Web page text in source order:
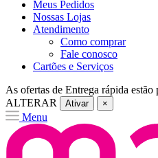
Meus Pedidos
Nossas Lojas
Atendimento
Como comprar
Fale conosco
Cartões e Serviços
As ofertas de Entrega rápida estão
ALTERAR
Ativar ×
Menu